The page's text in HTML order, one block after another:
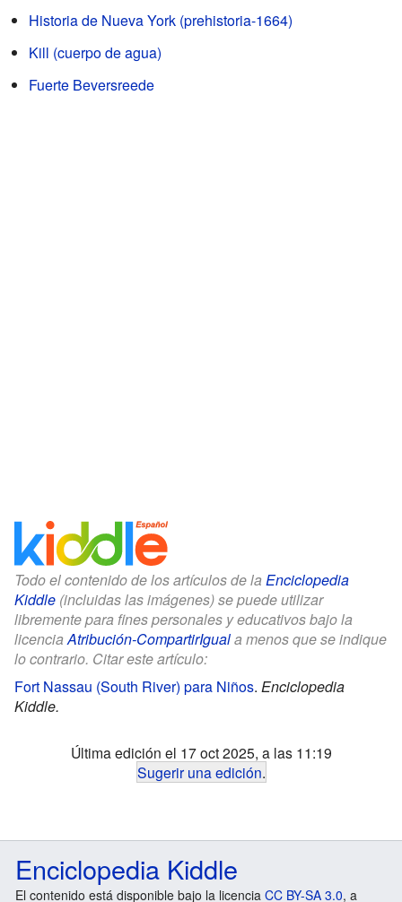
Historia de Nueva York (prehistoria-1664)
Kill (cuerpo de agua)
Fuerte Beversreede
Todo el contenido de los artículos de la Enciclopedia
Kiddle (incluidas las imágenes) se puede utilizar
libremente para fines personales y educativos bajo la
licenciaAtribución-CompartirIguala menos que se indique
lo contrario. Citar este artículo:
Fort Nassau (South River) para Niños. Enciclopedia
Kiddle.
Última edición el 17 oct 2025, a las 11:19
Sugerir una edición.
Enciclopedia Kiddle
El contenido está disponible bajo la licencia CC BY-SA 3.0, a